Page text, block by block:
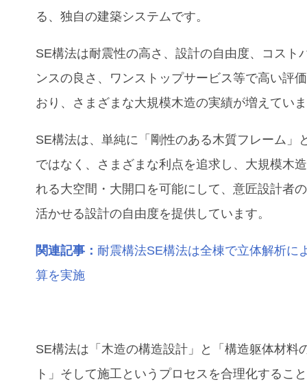
る、独自の建築システムです。
SE構法は耐震性の高さ、設計の自由度、コスト
ンスの良さ、ワンストップサービス等で高い評
おり、さまざまな大規模木造の実績が増えてい
SE構法は、単純に「剛性のある木質フレーム」
ではなく、さまざまな利点を追求し、大規模木
れる大空間・大開口を可能にして、意匠設計者
活かせる設計の自由度を提供しています。
関連記事： 耐震構法SE構法は全棟で立体解析に
算を実施
SE構法は「木造の構造設計」と「構造躯体材料
ト」そして施工というプロセスを合理化するこ